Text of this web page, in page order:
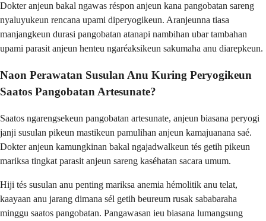
Dokter anjeun bakal ngawas réspon anjeun kana pangobatan sareng
nyaluyukeun rencana upami diperyogikeun. Aranjeunna tiasa
manjangkeun durasi pangobatan atanapi nambihan ubar tambahan
upami parasit anjeun henteu ngaréaksikeun sakumaha anu diarepkeun.
Naon Perawatan Susulan Anu Kuring Peryogikeun
Saatos Pangobatan Artesunate?
Saatos ngarengsekeun pangobatan artesunate, anjeun biasana peryogi
janji susulan pikeun mastikeun pamulihan anjeun kamajuanana saé.
Dokter anjeun kamungkinan bakal ngajadwalkeun tés getih pikeun
mariksa tingkat parasit anjeun sareng kaséhatan sacara umum.
Hiji tés susulan anu penting mariksa anemia hémolitik anu telat,
kaayaan anu jarang dimana sél getih beureum rusak sababaraha
minggu saatos pangobatan. Pangawasan ieu biasana lumangsung